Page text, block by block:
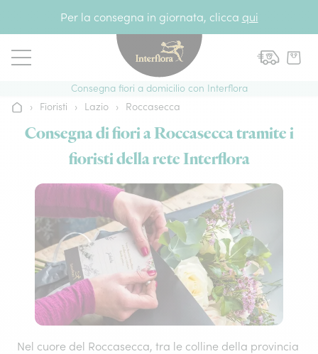
Per la consegna in giornata, clicca qui
Consegna fiori a domicilio con Interflora
Home› Fioristi › Lazio › Roccasecca
Consegna di fiori a Roccasecca tramite i
fioristi della rete Interflora
Nel cuore del Roccasecca, tra le colline della provincia